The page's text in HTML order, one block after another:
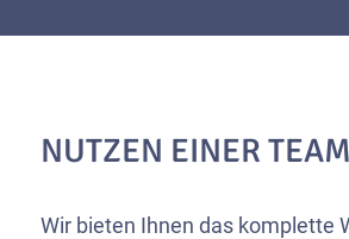
NUTZEN EINER
Wir bieten Ihnen das komplette